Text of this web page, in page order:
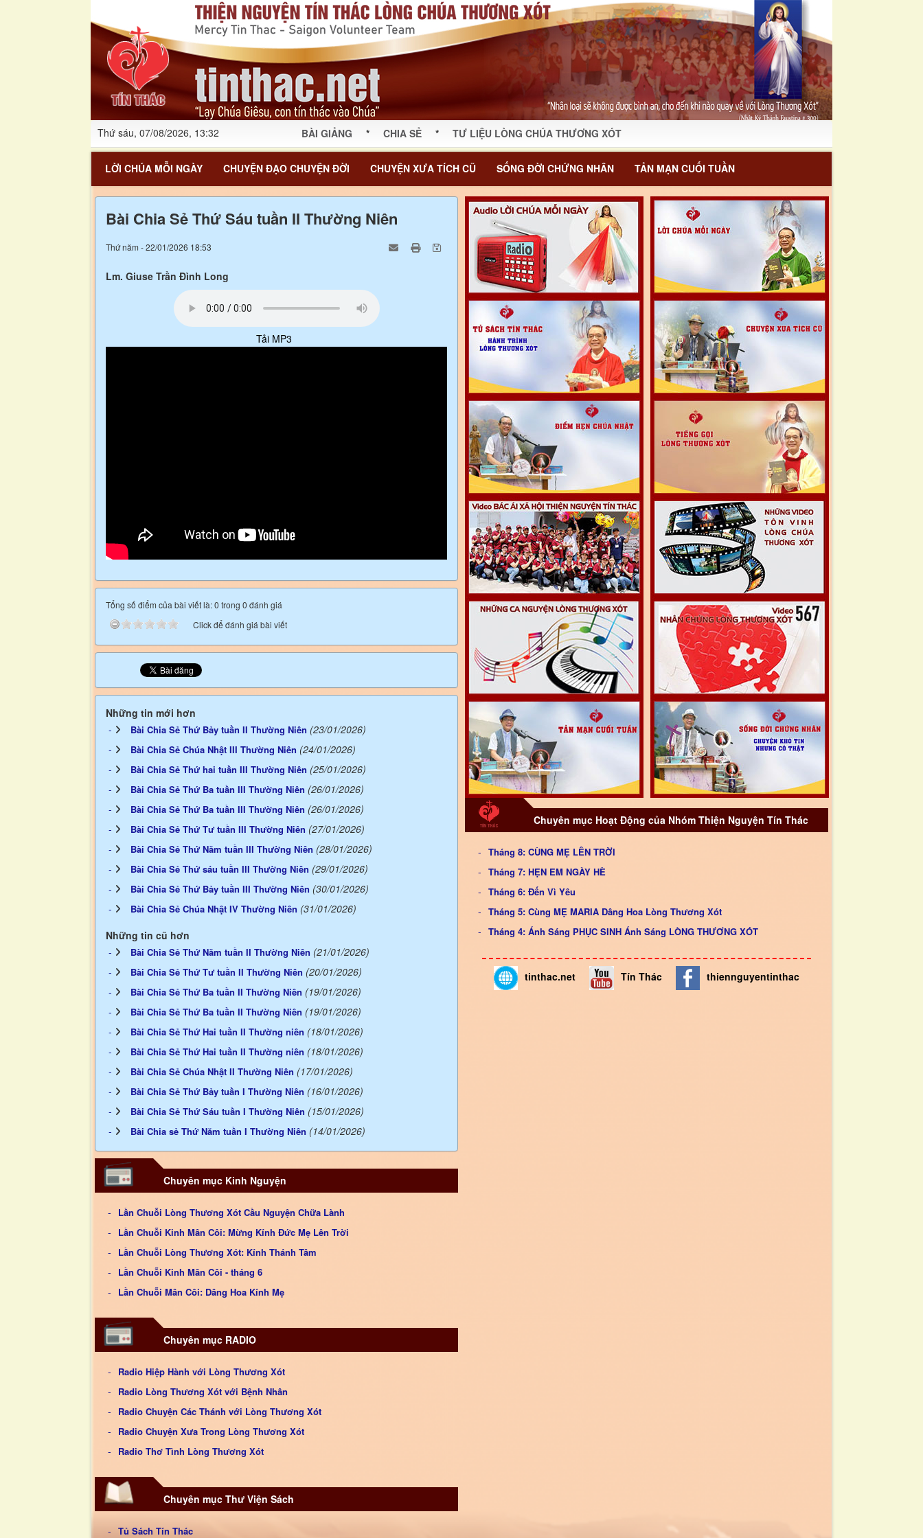
Thứ sáu, 07/08/2026, 13:32 BÀI GIẢNG * CHIA SẺ * TƯ LIỆU LÒNG CHÚA THƯƠNG XÓT
LỜI CHÚA MỖI NGÀY CHUYỆN ĐẠO CHUYỆN ĐỜI CHUYỆN XƯA TÍCH CŨ SỐNG ĐỜI CHỨNG NHÂN TẢN MẠN CUỐI TUẦN
Bài Chia Sẻ Thứ Sáu tuần II Thường Niên
Thứ năm - 22/01/2026 18:53
Lm. Giuse Trần Đình Long
Tải MP3
Tổng số điểm của bài viết là: 0 trong 0 đánh giá
Click để đánh giá bài viết
Những tin mới hơn
Bài Chia Sẻ Thứ Bảy tuần II Thường Niên (23/01/2026)
Bài Chia Sẻ Chúa Nhật III Thường Niên (24/01/2026)
Bài Chia Sẻ Thứ hai tuần III Thường Niên (25/01/2026)
Bài Chia Sẻ Thứ Ba tuần III Thường Niên (26/01/2026)
Bài Chia Sẻ Thứ Ba tuần III Thường Niên (26/01/2026)
Bài Chia Sẻ Thứ Tư tuần III Thường Niên (27/01/2026)
Bài Chia Sẻ Thứ Năm tuần III Thường Niên (28/01/2026)
Bài Chia Sẻ Thứ sáu tuần III Thường Niên (29/01/2026)
Bài Chia Sẻ Thứ Bảy tuần III Thường Niên (30/01/2026)
Bài Chia Sẻ Chúa Nhật IV Thường Niên (31/01/2026)
Những tin cũ hơn
Bài Chia Sẻ Thứ Năm tuần II Thường Niên (21/01/2026)
Bài Chia Sẻ Thứ Tư tuần II Thường Niên (20/01/2026)
Bài Chia Sẻ Thứ Ba tuần II Thường Niên (19/01/2026)
Bài Chia Sẻ Thứ Ba tuần II Thường Niên (19/01/2026)
Bài Chia Sẻ Thứ Hai tuần II Thường niên (18/01/2026)
Bài Chia Sẻ Thứ Hai tuần II Thường niên (18/01/2026)
Bài Chia Sẻ Chúa Nhật II Thường Niên (17/01/2026)
Bài Chia Sẻ Thứ Bảy tuần I Thường Niên (16/01/2026)
Bài Chia Sẻ Thứ Sáu tuần I Thường Niên (15/01/2026)
Bài Chia sẻ Thứ Năm tuần I Thường Niên (14/01/2026)
Chuyên mục Kinh Nguyện
Lần Chuỗi Lòng Thương Xót Cầu Nguyện Chữa Lành
Lần Chuỗi Kinh Mân Côi: Mừng Kính Đức Mẹ Lên Trời
Lần Chuỗi Lòng Thương Xót: Kính Thánh Tâm
Lần Chuỗi Kinh Mân Côi - tháng 6
Lần Chuỗi Mân Côi: Dâng Hoa Kính Mẹ
Chuyên mục RADIO
Radio Hiệp Hành với Lòng Thương Xót
Radio Lòng Thương Xót với Bệnh Nhân
Radio Chuyện Các Thánh với Lòng Thương Xót
Radio Chuyện Xưa Trong Lòng Thương Xót
Radio Thơ Tình Lòng Thương Xót
Chuyên mục Thư Viện Sách
Tủ Sách Tín Thác
Chuyên mục Hoạt Động của Nhóm Thiện Nguyện Tín Thác
Tháng 8: CÙNG MẸ LÊN TRỜI
Tháng 7: HẸN EM NGÀY HÈ
Tháng 6: Đến Vì Yêu
Tháng 5: Cùng MẸ MARIA Dâng Hoa Lòng Thương Xót
Tháng 4: Ánh Sáng PHỤC SINH Ánh Sáng LÒNG THƯƠNG XÓT
tinthac.net Tín Thác thiennguyentinthac